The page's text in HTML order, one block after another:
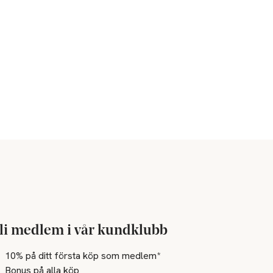
medlem i vår kundklubb
10% på ditt första köp som medlem*
Bonus på alla köp